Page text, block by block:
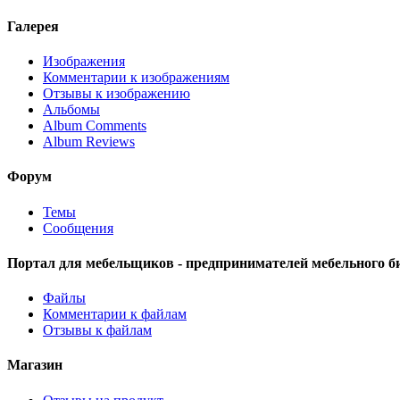
Галерея
Изображения
Комментарии к изображениям
Отзывы к изображению
Альбомы
Album Comments
Album Reviews
Форум
Темы
Сообщения
Портал для мебельщиков - предпринимателей мебельного
Файлы
Комментарии к файлам
Отзывы к файлам
Магазин